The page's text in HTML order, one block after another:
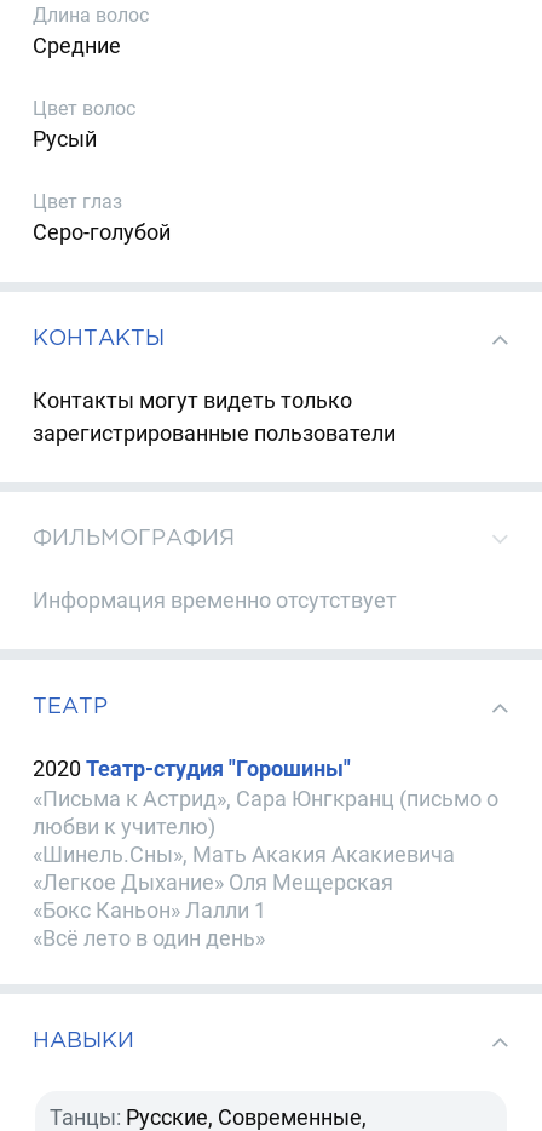
Длина волос
Средние
Цвет волос
Русый
Цвет глаз
Серо-голубой
КОНТАКТЫ
Контакты могут видеть только
зарегистрированные пользователи
ФИЛЬМОГРАФИЯ
Информация временно отсутствует
ТЕАТР
2020Театр-студия "Горошины"
«Письма к Астрид», Сара Юнгкранц (письмо о
любви к учителю)
«Шинель.Сны», Мать Акакия Акакиевича
«Легкое Дыхание» Оля Мещерская
«Бокс Каньон» Лалли 1
«Всё лето в один день»
НАВЫКИ
Танцы: Русские, Современные,